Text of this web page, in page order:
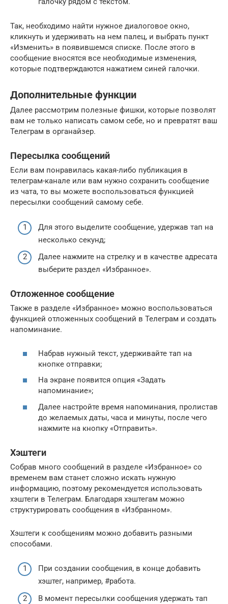
Так, необходимо найти нужное диалоговое окно,
кликнуть и удерживать на нем палец, и выбрать пункт
«Изменить» в появившемся списке. После этого в
сообщение вносятся все необходимые изменения,
которые подтверждаются нажатием синей галочки.
Дополнительные функции
Далее рассмотрим полезные фишки, которые позволят
вам не только написать самом себе, но и превратят ваш
Телеграм в органайзер.
Пересылка сообщений
Если вам понравилась какая-либо публикация в
телеграм-канале или вам нужно сохранить сообщение
из чата, то вы можете воспользоваться функцией
пересылки сообщений самому себе.
Для этого выделите сообщение, удержав тап на
несколько секунд;
Далее нажмите на стрелку и в качестве адресата
выберите раздел «Избранное».
Отложенное сообщение
Также в разделе «Избранное» можно воспользоваться
функцией отложенных сообщений в Телеграм и создать
напоминание.
Набрав нужный текст, удерживайте тап на
кнопке отправки;
На экране появится опция «Задать
напоминание»;
Далее настройте время напоминания, пролистав
до желаемых даты, часа и минуты, после чего
нажмите на кнопку «Отправить».
Хэштеги
Собрав много сообщений в разделе «Избранное» со
временем вам станет сложно искать нужную
информацию, поэтому рекомендуется использовать
хэштеги в Телеграм. Благодаря хэштегам можно
структурировать сообщения в «Избранном».
Хэштеги к сообщениям можно добавить разными
способами.
При создании сообщения, в конце добавить
хэштег, например, #работа.
В момент пересылки сообщения удержать тап